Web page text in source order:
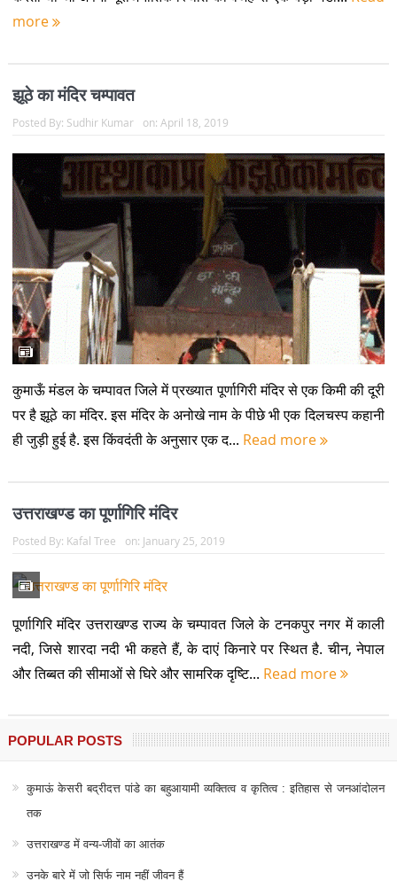
more
झूठे का मंदिर चम्पावत
Posted By: Sudhir Kumar on: April 18, 2019
कुमाऊँ मंडल के चम्पावत जिले में प्रख्यात पूर्णागिरी मंदिर से एक किमी की दूरी
पर है झूठे का मंदिर. इस मंदिर के अनोखे नाम के पीछे भी एक दिलचस्प कहानी
ही जुड़ी हुई है. इस किंवदंती के अनुसार एक द... Read more
उत्तराखण्ड का पूर्णागिरि मंदिर
Posted By: Kafal Tree on: January 25, 2019
पूर्णागिरि मंदिर उत्तराखण्ड राज्य के चम्पावत जिले के टनकपुर नगर में काली
नदी, जिसे शारदा नदी भी कहते हैं, के दाएं किनारे पर स्थित है. चीन, नेपाल
और तिब्बत की सीमाओं से घिरे और सामरिक दृष्टि... Read more
POPULAR POSTS
कुमाऊं केसरी बद्रीदत्त पांडे का बहुआयामी व्यक्तित्व व कृतित्व : इतिहास से जनआंदोलन
तक
उत्तराखण्ड में वन्य-जीवों का आतंक
उनके बारे में जो सिर्फ नाम नहीं जीवन हैं